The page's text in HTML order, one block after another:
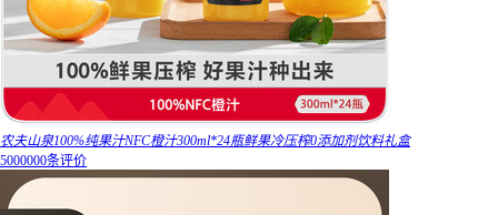
农夫山泉100%纯果汁NFC橙汁300ml*24瓶鲜果冷压榨0添加剂饮料礼盒
5000000条评价